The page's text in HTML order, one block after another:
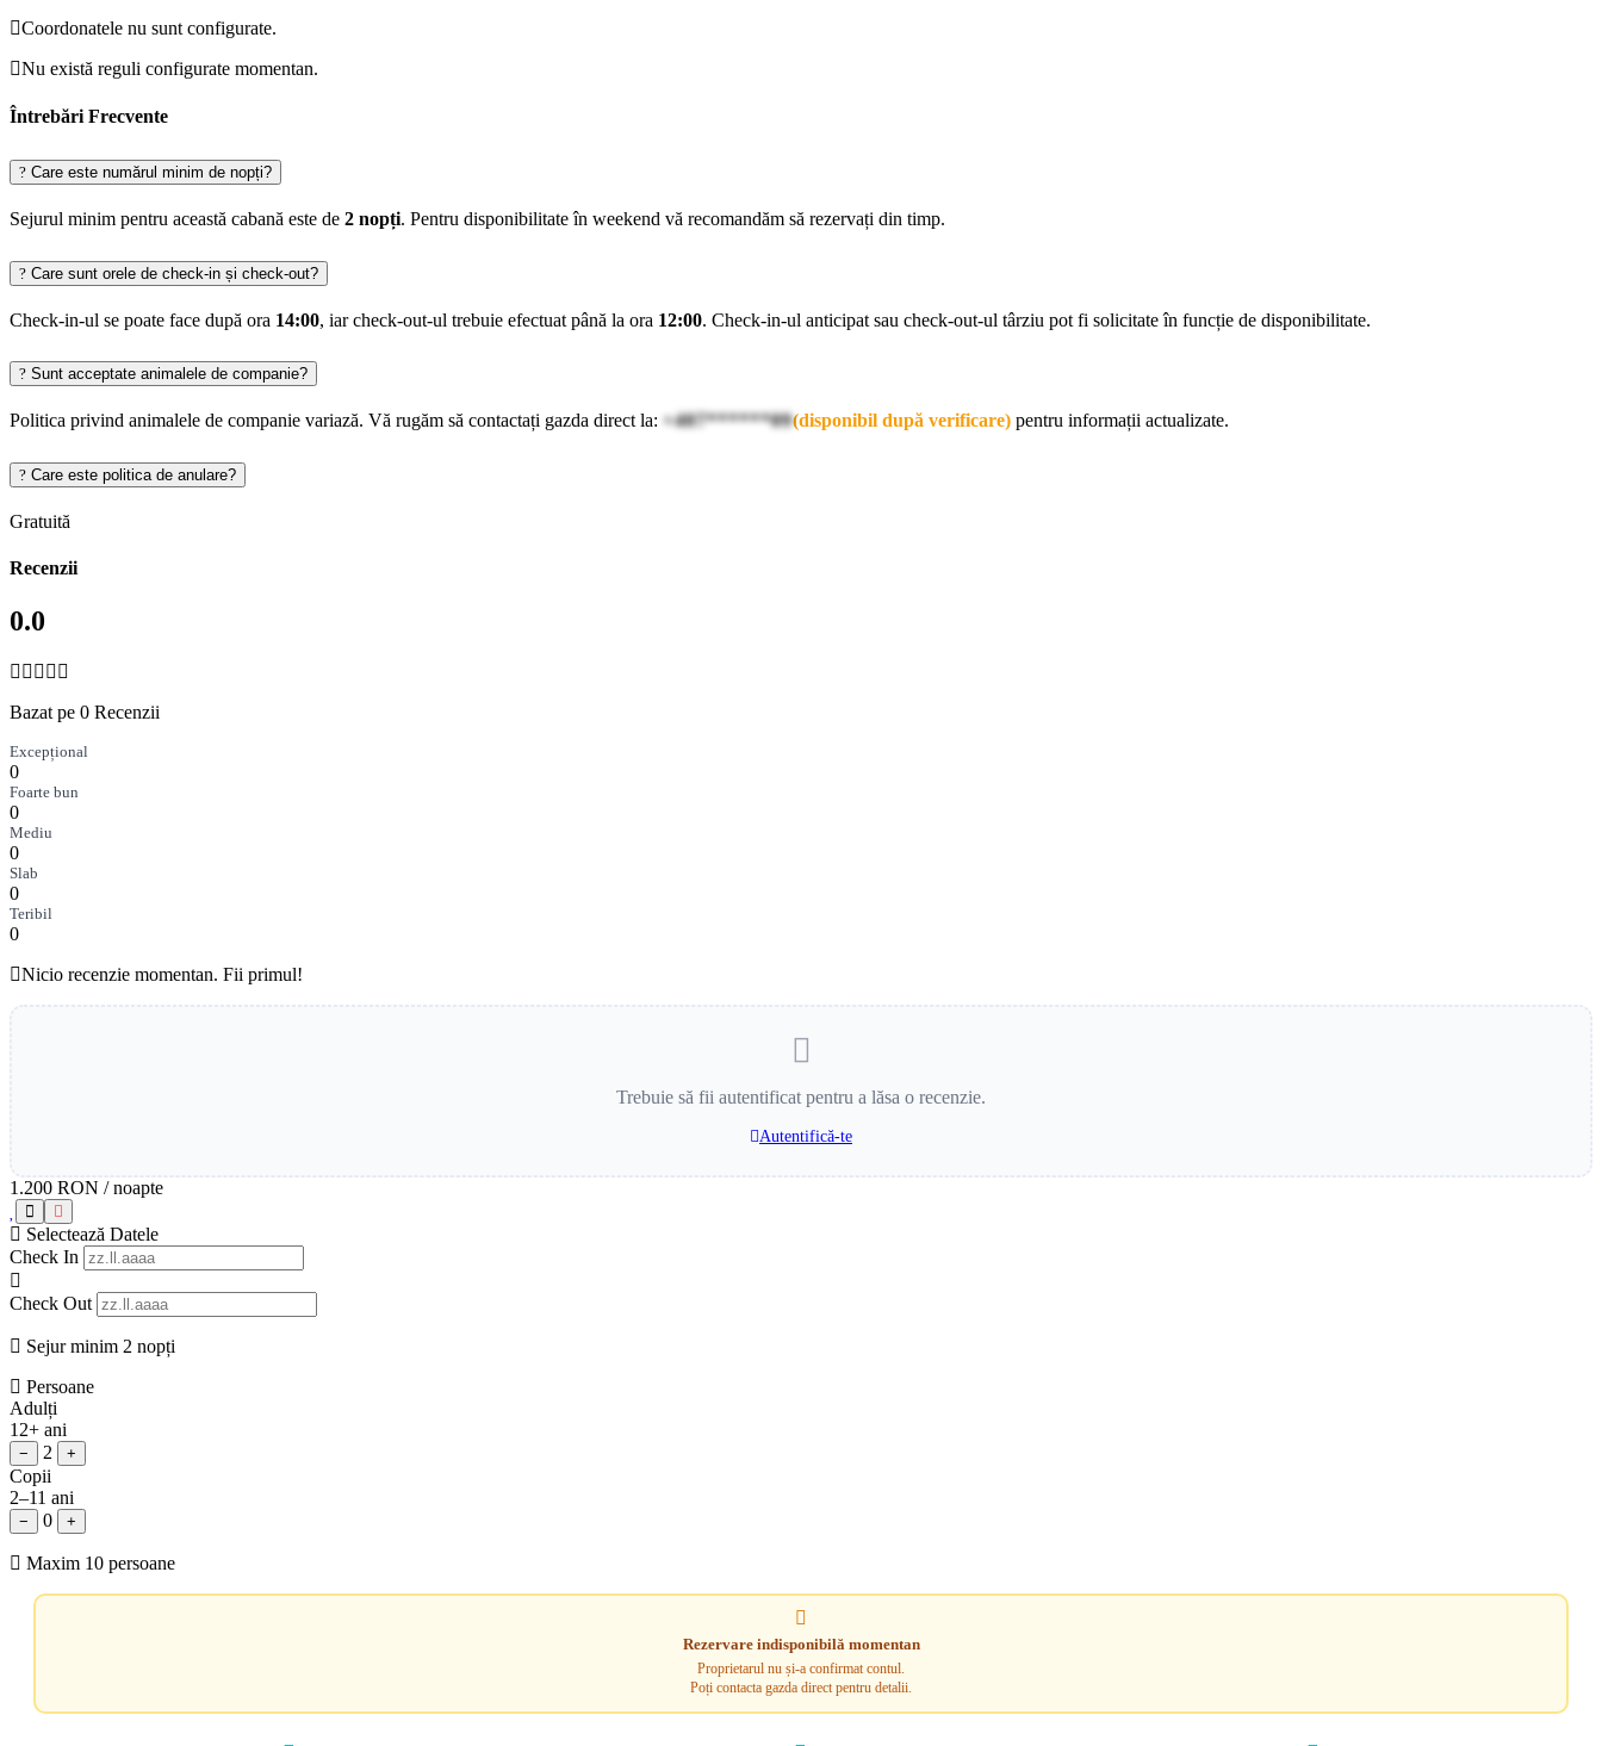
Coordonatele nu sunt configurate.
Nu există reguli configurate momentan.
Întrebări Frecvente
Care este numărul minim de nopți?
Sejurul minim pentru această cabană este de 2 nopți. Pentru disponibilitate în weekend vă recomandăm să rezervați din timp.
Care sunt orele de check-in și check-out?
Check-in-ul se poate face după ora 14:00, iar check-out-ul trebuie efectuat până la ora 12:00. Check-in-ul anticipat sau check-out-ul târziu pot fi solicitate în funcție de disponibilitate.
Sunt acceptate animalele de companie?
Politica privind animalele de companie variază. Vă rugăm să contactați gazda direct la: +407******09(disponibil după verificare) pentru informații actualizate.
Care este politica de anulare?
Gratuită
Recenzii
0.0
Bazat pe 0 Recenzii
Excepțional
0
Foarte bun
0
Mediu
0
Slab
0
Teribil
0
Nicio recenzie momentan. Fii primul!
Trebuie să fii autentificat pentru a lăsa o recenzie.
Autentifică-te
1.200 RON / noapte
Selectează Datele
Check In
Check Out
Sejur minim 2 nopți
Persoane
Adulți
12+ ani
− 2 +
Copii
2–11 ani
− 0 +
Maxim 10 persoane
Rezervare indisponibilă momentan
Proprietarul nu și-a confirmat contul.
Poți contacta gazda direct pentru detalii.